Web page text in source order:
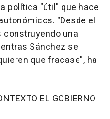
política "útil" que hace
"Desde el
construyendo una
Sánchez se
que fracase", ha
EL GOBIERNO